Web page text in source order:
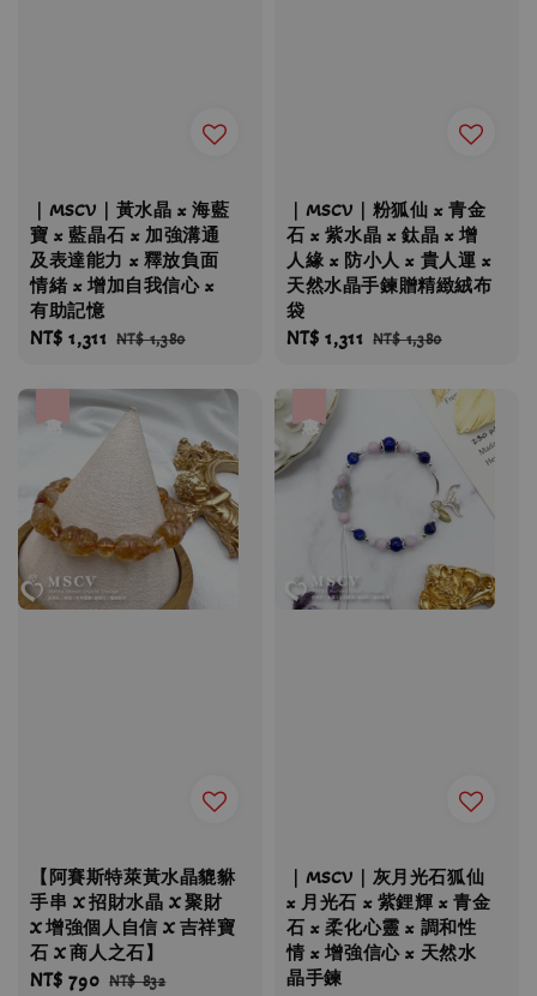
｜MSCV｜黃水晶 x 海藍
寶 x 藍晶石 x 加強溝通
及表達能力 x 釋放負面
情緒 x 增加自我信心 x
有助記憶
Sale
NT$ 1,311 Regular
NT$ 1,380
｜MSCV｜粉狐仙 x 青金
石 x 紫水晶 x 鈦晶 x 增
人緣 x 防小人 x 貴人運 x
天然水晶手鍊贈精緻絨布
袋
Sale
NT$ 1,311 Regular
NT$ 1,380
【阿賽斯特萊黃水晶貔貅
手串 X 招財水晶 X 聚財
X 增強個人自信 X 吉祥寶
石 X 商人之石】
Sale
NT$ 790 Regular
NT$ 832
｜MSCV｜灰月光石狐仙
x 月光石 x 紫鋰輝 x 青金
石 x 柔化心靈 x 調和性
情 x 增強信心 x 天然水
晶手鍊